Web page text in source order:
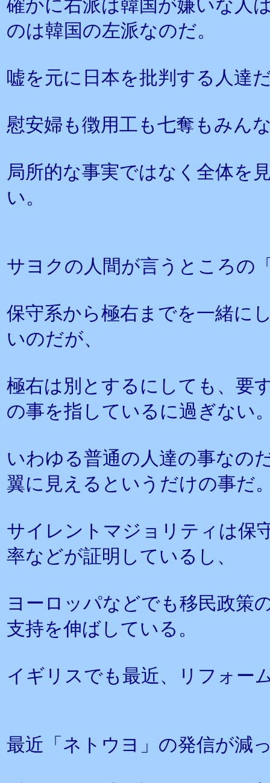
確かに右派は韓国が嫌いな人
のは韓国の左派なのだ。
嘘を元に日本を批判する人達
慰安婦も徴用工も七奪もみん
局所的な事実ではなく全体を
い。
サヨクの人間が言うところの
保守系から極右までを一緒に
いのだが、
極右は別とするにしても、要
の事を指しているに過ぎない
いわゆる普通の人達の事なの
翼に見えるというだけの事だ
サイレントマジョリティは保
率などが証明しているし、
ヨーロッパなどでも移民政策
支持を伸ばしている。
イギリスでも最近、リフォー
最近「ネトウヨ」の発信が減